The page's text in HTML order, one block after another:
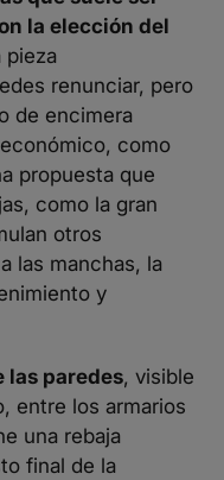
la elección del
pieza
renunciar, pero
de encimera
como
propuesta que
como la gran
otros
las manchas, la
y
las paredes, visible
entre los armarios
una rebaja
final de la